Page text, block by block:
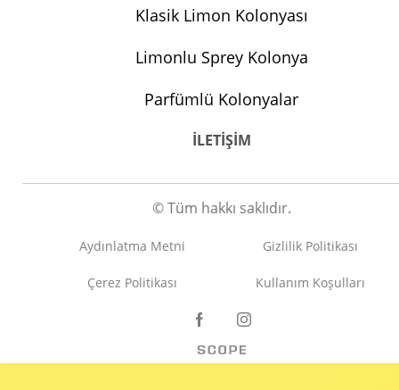
Klasik Limon Kolonyası
Limonlu Sprey Kolonya
Parfümlü Kolonyalar
İLETİŞİM
© Tüm hakkı saklıdır.
Aydınlatma Metni Gizlilik Politikası
Çerez Politikası Kullanım Koşulları